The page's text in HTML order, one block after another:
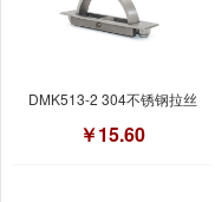
DMK513-2 304不锈钢拉丝
￥15.60